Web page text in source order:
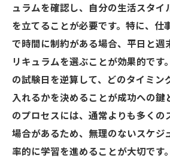
ュラムを確認し、自分の生活スタイ
を立てることが必要です。特に、仕
で時間に制約がある場合、平日と週
リキュラムを選ぶことが効果的です
の試験日を逆算して、どのタイミン
入れるかを決めることが成功への鍵
のプロセスには、通常よりも多くの
場合があるため、無理のないスケジ
率的に学習を進めることが大切です